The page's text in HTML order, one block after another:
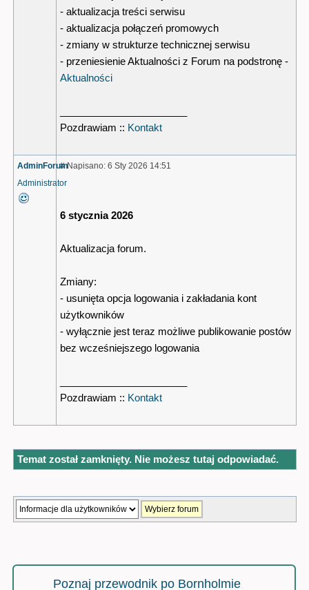
- aktualizacja treści serwisu
- aktualizacja połączeń promowych
- zmiany w strukturze technicznej serwisu
- przeniesienie Aktualności z Forum na podstronę -
Aktualności
Pozdrawiam :: Kontakt
AdminForum
Administrator
#Napisano: 6 Sty 2026 14:51
6 stycznia 2026
Aktualizacja forum.
Zmiany:
- usunięta opcja logowania i zakładania kont
użytkowników
- wyłącznie jest teraz możliwe publikowanie postów
bez wcześniejszego logowania
Pozdrawiam :: Kontakt
Temat został zamknięty. Nie możesz tutaj odpowiadać.
Poznaj przewodnik po Bornholmie